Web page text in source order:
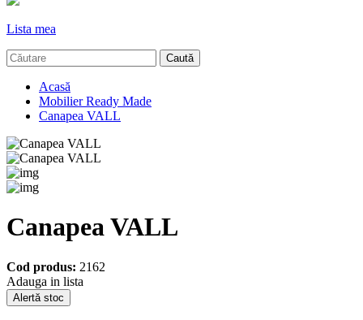
Lista mea
Caută
Acasă
Mobilier Ready Made
Canapea VALL
Canapea VALL
Cod produs: 2162
Adauga in lista
Alertă stoc